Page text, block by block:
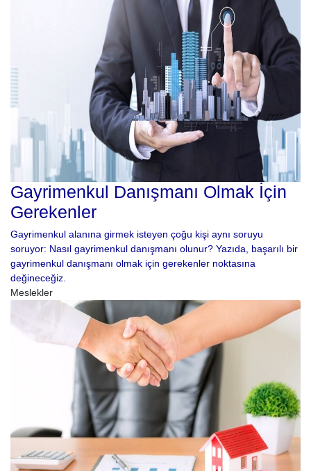
Gayrimenkul Danışmanı Olmak İçin
Gerekenler
Gayrimenkul alanına girmek isteyen çoğu kişi aynı soruyu
soruyor: Nasıl gayrimenkul danışmanı olunur? Yazıda, başarılı bir
gayrimenkul danışmanı olmak için gerekenler noktasına
değineceğiz.
Meslekler